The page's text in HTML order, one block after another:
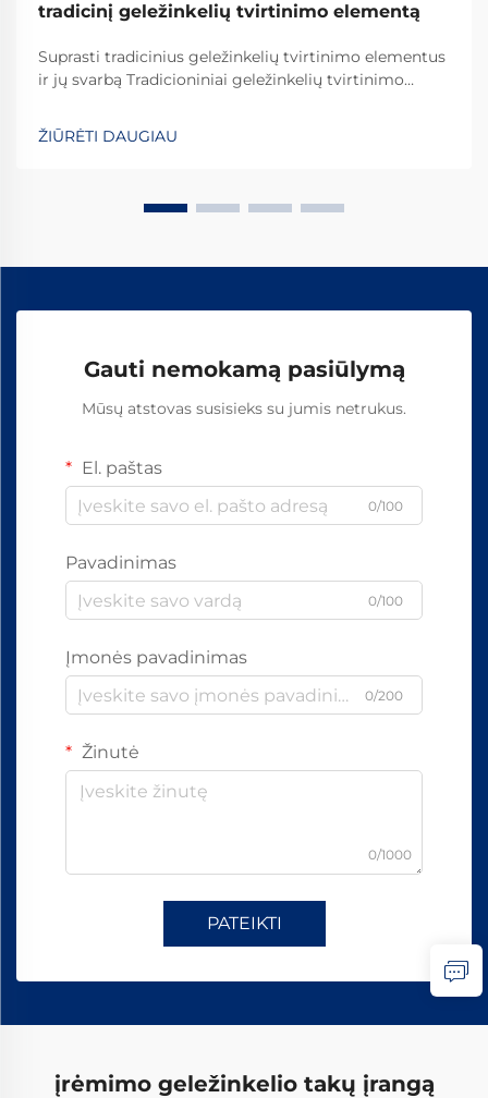
tradicinį geležinkelių tvirtinimo elementą
Suprasti tradicinius geležinkelių tvirtinimo elementus
ir jų svarbą Tradicioniniai geležinkelių tvirtinimo
geležinkelių bėgių stabilumą ir saugumą kasdienėms
operacijoms. Daugelis sistemų pasikliauja
ŽIŪRĖTI DAUGIAU
Gauti nemokamą pasiūlymą
Mūsų atstovas susisieks su jumis netrukus.
El. paštas
0/100
Pavadinimas
0/100
Įmonės pavadinimas
0/200
Žinutė
0/1000
PATEIKTI
įrėmimo geležinkelio takų įrangą